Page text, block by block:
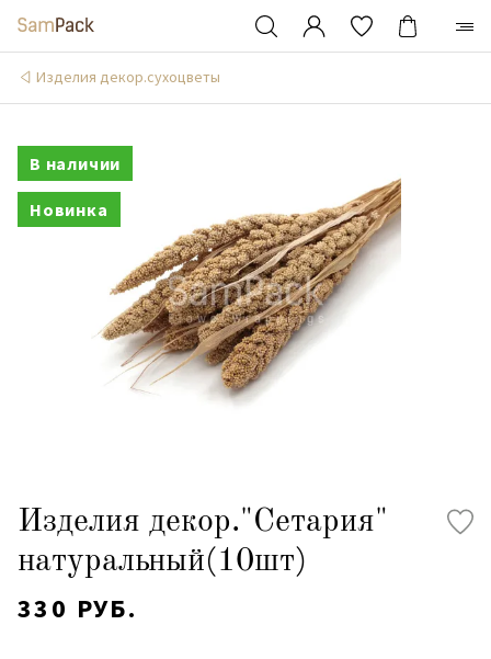
Изделия декор.сухоцветы
В наличии
Новинка
Изделия декор."Сетария"
натуральный(10шт)
330 РУБ.